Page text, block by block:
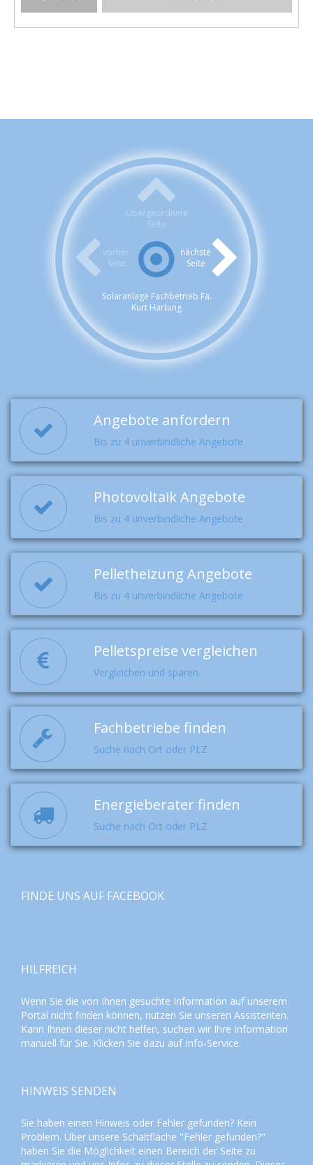
Übergeordnete
Seite
vorher.
Seite
nächste
Seite
Solaranlage Fachbetrieb Fa.
Kurt Hartung
Angebote anfordern
Bis zu 4 unverbindliche Angebote
Photovoltaik Angebote
Bis zu 4 unverbindliche Angebote
Pelletheizung Angebote
Bis zu 4 unverbindliche Angebote
Pelletspreise vergleichen
Vergleichen und sparen
Fachbetriebe finden
Suche nach Ort oder PLZ
Energieberater finden
Suche nach Ort oder PLZ
FINDE UNS AUF FACEBOOK
HILFREICH
Wenn Sie die von Ihnen gesuchte Information auf unserem
Portal nicht finden können, nutzen Sie unseren Assistenten.
Kann Ihnen dieser nicht helfen, suchen wir Ihre Information
manuell für Sie. Klicken Sie dazu auf Info-Service.
HINWEIS SENDEN
Sie haben einen Hinweis oder Fehler gefunden? Kein
Problem. Über unsere Schaltfläche "Fehler gefunden?"
haben Sie die Möglichkeit einen Bereich der Seite zu